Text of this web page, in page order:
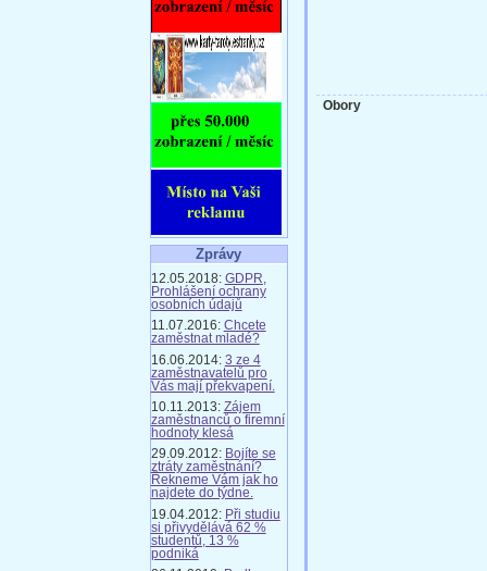
Zprávy
12.05.2018: GDPR,
Prohlášení ochrany
osobních údajů
11.07.2016: Chcete
zaměstnat mladé?
16.06.2014: 3 ze 4
zaměstnavatelů pro
Vás mají překvapení.
10.11.2013: Zájem
zaměstnanců o firemní
hodnoty klesá
29.09.2012: Bojíte se
ztráty zaměstnání?
Řekneme Vám jak ho
najdete do týdne.
19.04.2012: Při studiu
si přivydělává 62 %
studentů, 13 %
podniká
Obory